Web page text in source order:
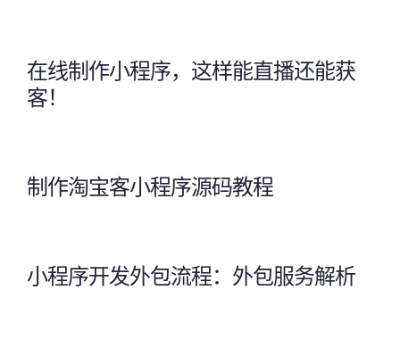
在线制作小程序，这样能直播还能获
客！
制作淘宝客小程序源码教程
小程序开发外包流程：外包服务解析